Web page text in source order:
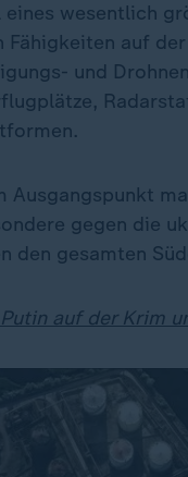
eines wesentlich
auf
und
Ausgangspunkt
gegen die
den gesamten
auf der Krim